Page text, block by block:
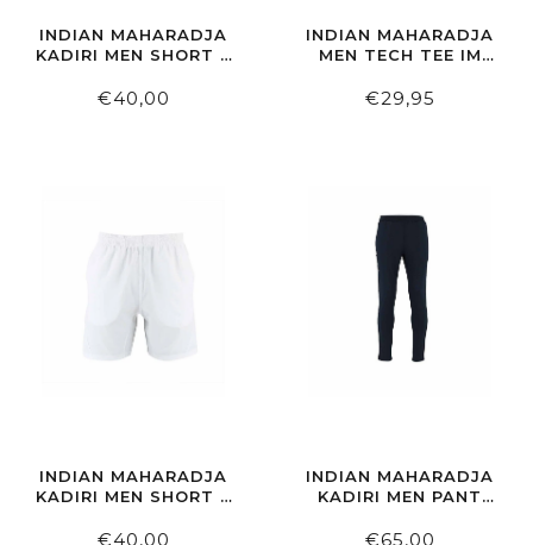
INDIAN MAHARADJA
KADIRI MEN SHORT 7
€40,00
INDIAN MAHARADJA
MEN TECH TEE IM
€29,95
INDIAN MAHARADJA
KADIRI MEN SHORT 7
€40,00
INDIAN MAHARADJA
KADIRI MEN PANT
€65,00